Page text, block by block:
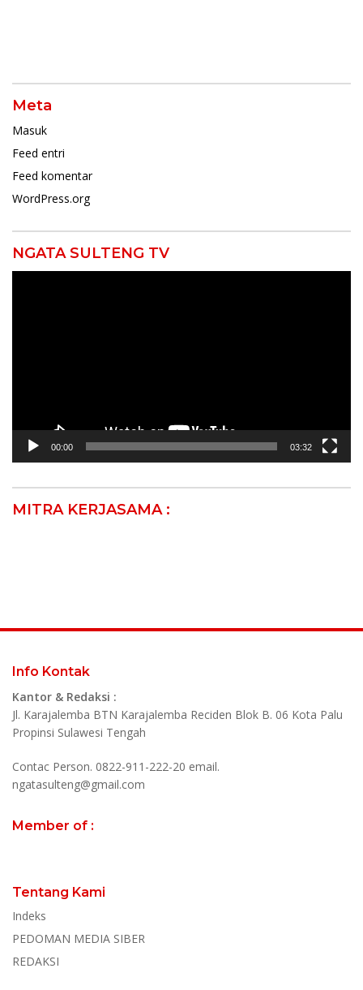
Meta
Masuk
Feed entri
Feed komentar
WordPress.org
NGATA SULTENG TV
00:00 03:32
MITRA KERJASAMA :
Info Kontak
Kantor & Redaksi :
Jl. Karajalemba BTN Karajalemba Reciden Blok B. 06 Kota Palu
Propinsi Sulawesi Tengah
Contac Person. 0822-911-222-20 email.
ngatasulteng@gmail.com
Member of :
Tentang Kami
Indeks
PEDOMAN MEDIA SIBER
REDAKSI